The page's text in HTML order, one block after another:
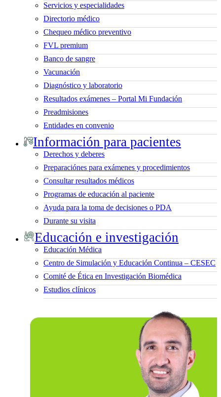
Servicios y especialidades
Directorio médico
Chequeo médico preventivo
FVL premium
Banco de sangre
Vacunación
Diagnóstico y laboratorio
Resultados exámenes – Portal Mi Fundación
Preadmisiones
Entidades en convenio
Información para pacientes
Derechos y deberes
Preparaciónes para exámenes y procedimientos
Consultar resultados médicos
Programas de educación al paciente
Ayuda para la toma de decisiones o PDA
Durante su visita
Educación e investigación
Educación Médica
Centro de Simulación y Educación Continua – CESEC
Comité de Ética en Investigación Biomédica
Estudios clínicos